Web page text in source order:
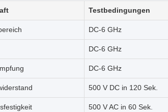
Testbedingungen
DC-6 GHz
DC-6 GHz
DC-6 GHz
500 V DC in 120 Sek.
500 V AC in 60 Sek.